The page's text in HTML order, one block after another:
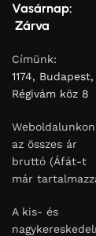
Vasárnap:
Zárva
Címünk:
1174, Budapest,
Régivám köz 8
Weboldalunkon
az összes ár
bruttó (Áfát-t
már
A kis- és